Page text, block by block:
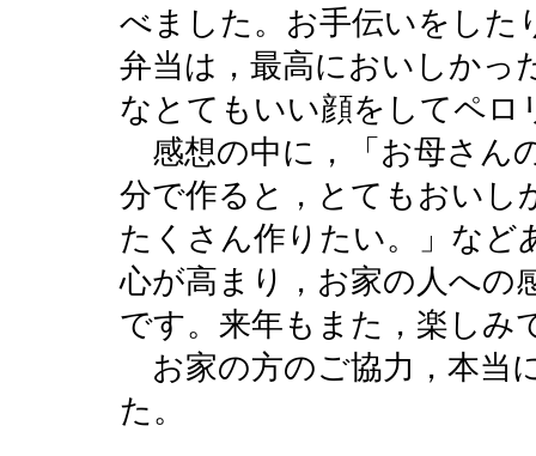
べました。お手伝いをした
弁当は，最高においしかっ
なとてもいい顔をしてペロ
感想の中に，「お母さん
分で作ると，とてもおいし
たくさん作りたい。」など
心が高まり，お家の人への
です。来年もまた，楽しみ
お家の方のご協力，本当
た。